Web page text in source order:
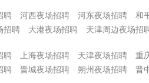
聘 河西夜场招聘 河东夜场招聘 和
招聘
大港夜场招聘 天津周边夜场招
聘 上海夜场招聘 天津夜场招聘 重
聘
晋城夜场招聘 朔州夜场招聘 晋